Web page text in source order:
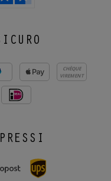
CHÈQUE
VIREMENT